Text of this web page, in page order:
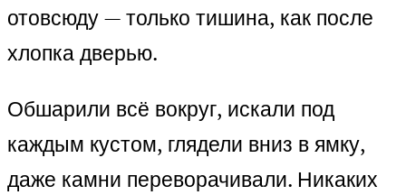
отовсюду — только тишина, как после
хлопка дверью.
Обшарили всё вокруг, искали под
каждым кустом, глядели вниз в ямку,
даже камни переворачивали. Никаких